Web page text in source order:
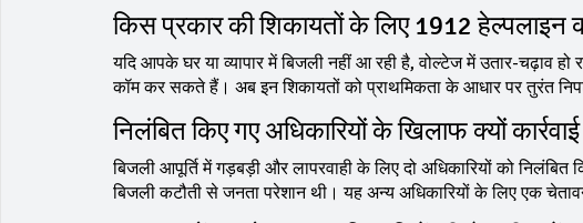
किस प्रकार की शिकायतों के लिए 1912 हेल्पलाइन
यदि आपके घर या व्यापार में बिजली नहीं आ रही है, वोल्टेज में उतार-चढ़ाव
कॉम कर सकते हैं। अब इन शिकायतों को प्राथमिकता के आधार पर तुरंत
निलंबित किए गए अधिकारियों के खिलाफ क्यों
बिजली आपूर्ति में गड़बड़ी और लापरवाही के लिए दो अधिकारियों को
बिजली कटौती से जनता परेशान थी। यह अन्य अधिकारियों के लिए एक